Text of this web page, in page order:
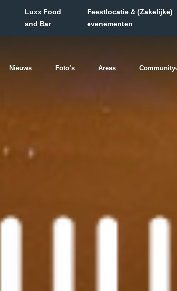
Luxx Food
and Bar
Feestlocatie & (Zakelijke)
evenementen
Nieuws Foto’s Areas Community